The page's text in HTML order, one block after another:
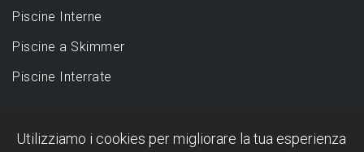
Piscine Interne
Piscine a Skimmer
Piscine Interrate
DESIGN
Utilizziamo i cookies per migliorare la tua esperienza